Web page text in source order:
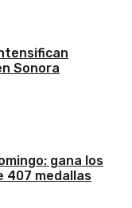
Sonora
gana los
407 medallas